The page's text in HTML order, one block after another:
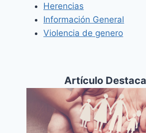
Herencias
Información General
Violencia de genero
Artículo